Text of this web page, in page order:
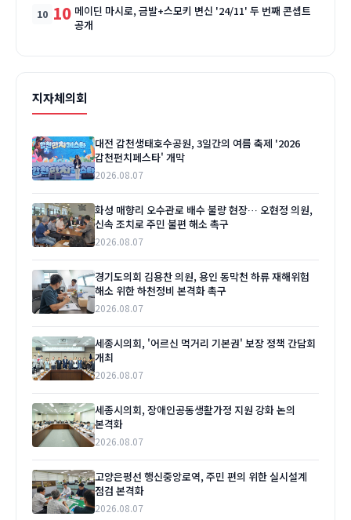
10 메이딘 마시로, 금발+스모키 변신 '24/11' 두 번째 콘셉트
공개
지자체의회
대전 갑천생태호수공원, 3일간의 여름 축제 '2026
갑천펀치페스타' 개막
2026.08.07
화성 매향리 오수관로 배수 불량 현장… 오현정 의원,
신속 조치로 주민 불편 해소 촉구
2026.08.07
경기도의회 김용찬 의원, 용인 동막천 하류 재해위험
해소 위한 하천정비 본격화 촉구
2026.08.07
세종시의회, '어르신 먹거리 기본권' 보장 정책 간담회
개최
2026.08.07
세종시의회, 장애인공동생활가정 지원 강화 논의
본격화
2026.08.07
고양은평선 행신중앙로역, 주민 편의 위한 실시설계
점검 본격화
2026.08.07